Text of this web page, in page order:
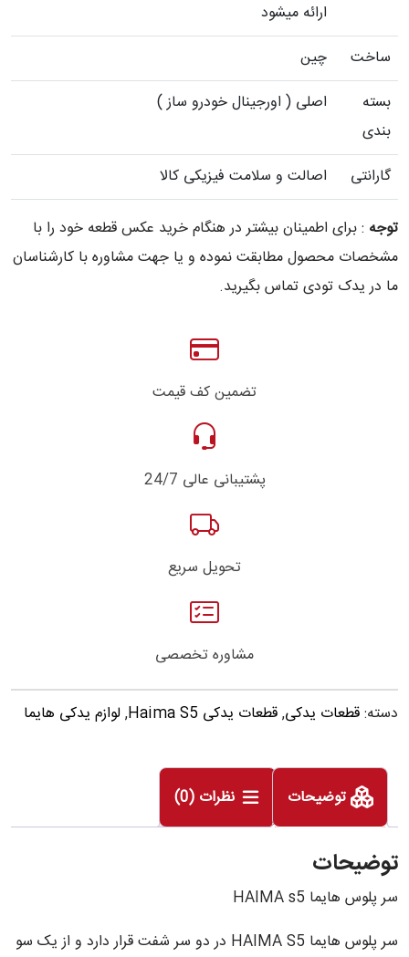
ارائه میشود
ساخت
چین
بسته
بندی
اصلی ( اورجینال خودرو ساز )
گارانتی اصالت و سلامت فیزیکی کالا
توجه : برای اطمینان بیشتر در هنگام خرید عکس قطعه خود را با
مشخصات محصول مطابقت نموده و یا جهت مشاوره با کارشناسان
ما در یدک تودی تماس بگیرید.
تضمین کف قیمت
پشتیبانی عالی 24/7
تحویل سریع
مشاوره تخصصی
دسته:قطعات یدکی,قطعات یدکی Haima S5 ,لوازم یدکی هایما
توضیحات نظرات (0)
توضیحات
سر پلوس هایما HAIMA s5
سر پلوس هایما HAIMA S5 در دو سر شفت قرار دارد و از یک سو